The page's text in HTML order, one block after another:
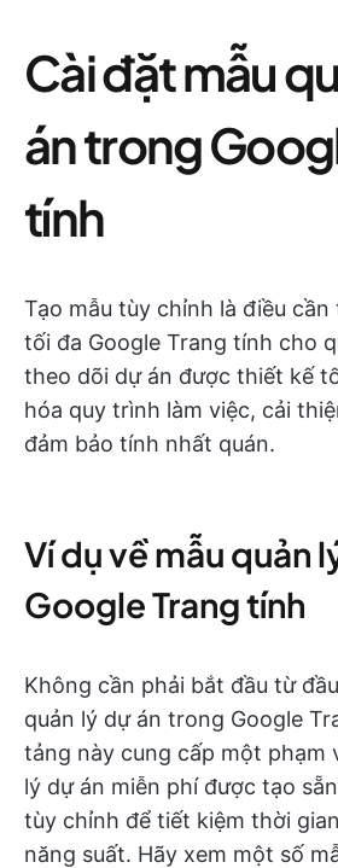
Cài đặt mẫu
án trong
tính
Tạo mẫu tùy chỉnh là điều
tối đa Google Trang tính cho
theo dõi dự án được thiết kế
hóa quy trình làm việc, cải
đảm bảo tính nhất quán.
Ví dụ về mẫu quản
Google Trang tính
Không cần phải bắt đầu từ
quản lý dự án trong Google
tảng này cung cấp một phạm
lý dự án miễn phí được tạo
tùy chỉnh để tiết kiệm thời
năng suất. Hãy xem một số